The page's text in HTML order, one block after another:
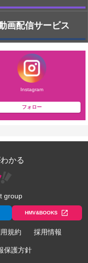
画配信サービス
Instagram
フォロー
かる
group
HMV&BOOKS
規約 採用情報
保護方針